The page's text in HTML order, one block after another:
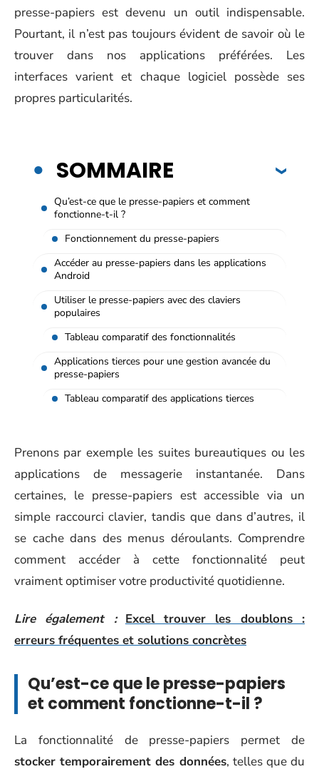
presse-papiers est devenu un outil indispensable.
Pourtant, il n’est pas toujours évident de savoir où le
trouver dans nos applications préférées. Les
interfaces varient et chaque logiciel possède ses
propres particularités.
SOMMAIRE
Qu’est-ce que le presse-papiers et comment
fonctionne-t-il ?
Fonctionnement du presse-papiers
Accéder au presse-papiers dans les applications
Android
Utiliser le presse-papiers avec des claviers
populaires
Tableau comparatif des fonctionnalités
Applications tierces pour une gestion avancée du
presse-papiers
Tableau comparatif des applications tierces
Prenons par exemple les suites bureautiques ou les
applications de messagerie instantanée. Dans
certaines, le presse-papiers est accessible via un
simple raccourci clavier, tandis que dans d’autres, il
se cache dans des menus déroulants. Comprendre
comment accéder à cette fonctionnalité peut
vraiment optimiser votre productivité quotidienne.
Lire également : Excel trouver les doublons :
erreurs fréquentes et solutions concrètes
Qu’est-ce que le presse-papiers
et comment fonctionne-t-il ?
La fonctionnalité de presse-papiers permet de
stocker temporairement des données, telles que du